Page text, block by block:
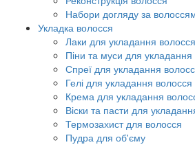
Набори догляду за
Укладка волосся
Лаки для укладання волосся
Піни та муси для укладання
Спреї для укладання
Гелі для укладання волосся
Крема для укладання
Віски та пасти для
Термозахист для волосся
Пудра для об'єму